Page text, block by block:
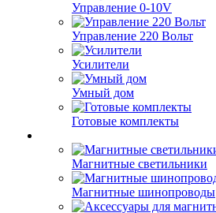
Управление 0-10V
Управление 220 Вольт
Усилители
Умный дом
Готовые комплекты
Магнитные светильники
Магнитные шинопроводы